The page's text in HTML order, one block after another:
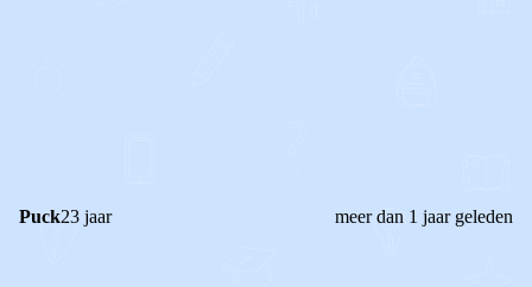
Puck23 jaar meer dan 1 jaar geleden